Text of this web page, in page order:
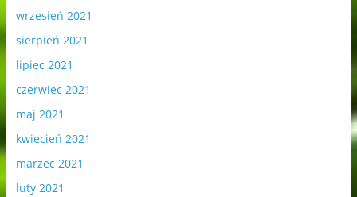
wrzesień 2021
sierpień 2021
lipiec 2021
czerwiec 2021
maj 2021
kwiecień 2021
marzec 2021
luty 2021